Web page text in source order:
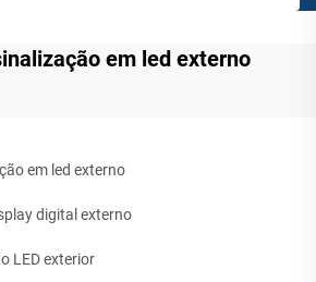
em led externo
em led externo
digital externo
LED exterior